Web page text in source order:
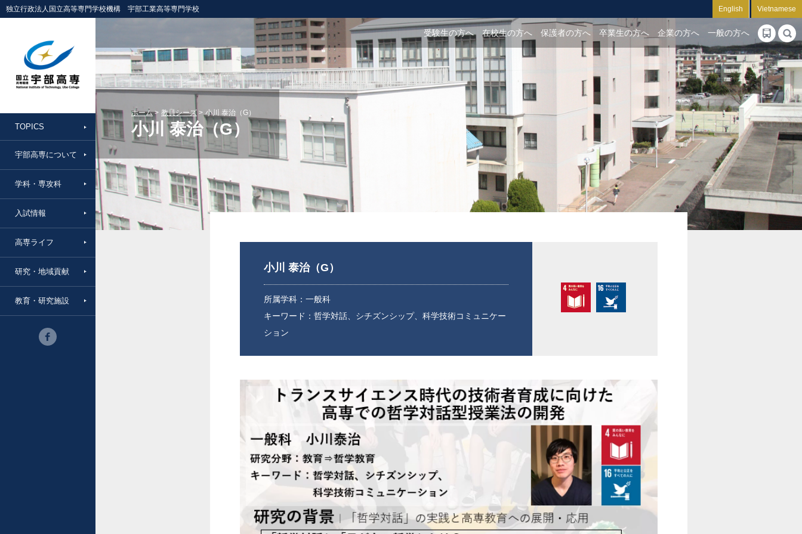
独立行政法人国立高等専門学校機構 宇部工業高等専門学校 English Vietnamese
TOPICS
宇部高専について
学科・専攻科
入試情報
高専ライフ
研究・地域貢献
教育・研究施設
受験生の方へ 在校生の方へ 保護者の方へ 卒業生の方へ 企業の方へ 一般の方へ
ホーム 教員シーズ 小川 泰治（G）
小川 泰治（G）
小川 泰治（G）
所属学科：一般科
キーワード：哲学対話、シチズンシップ、科学技術コミュニケー
ション